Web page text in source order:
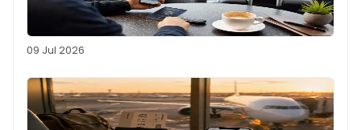
09 Jul 2026